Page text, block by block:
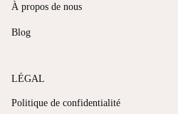
À propos de nous
Blog
LÉGAL
Politique de confidentialité